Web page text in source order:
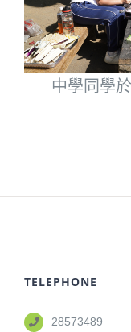
中學同學
TELEPHONE
28573489